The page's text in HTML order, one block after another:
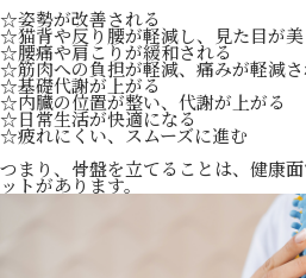
☆姿勢が改善される
☆猫背や反り腰が軽減し、見た目が美
☆腰痛や肩こりが緩和される
☆筋肉への負担が軽減、痛みが軽減さ
☆基礎代謝が上がる
☆内臓の位置が整い、代謝が上がる
☆日常生活が快適になる
☆疲れにくい、スムーズに進む
つまり、骨盤を立てることは、健康
ットがあります。